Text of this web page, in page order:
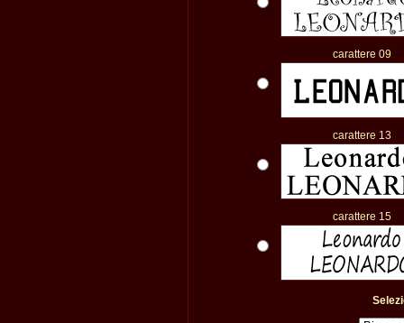
carattere 09
carattere 13
carattere 15